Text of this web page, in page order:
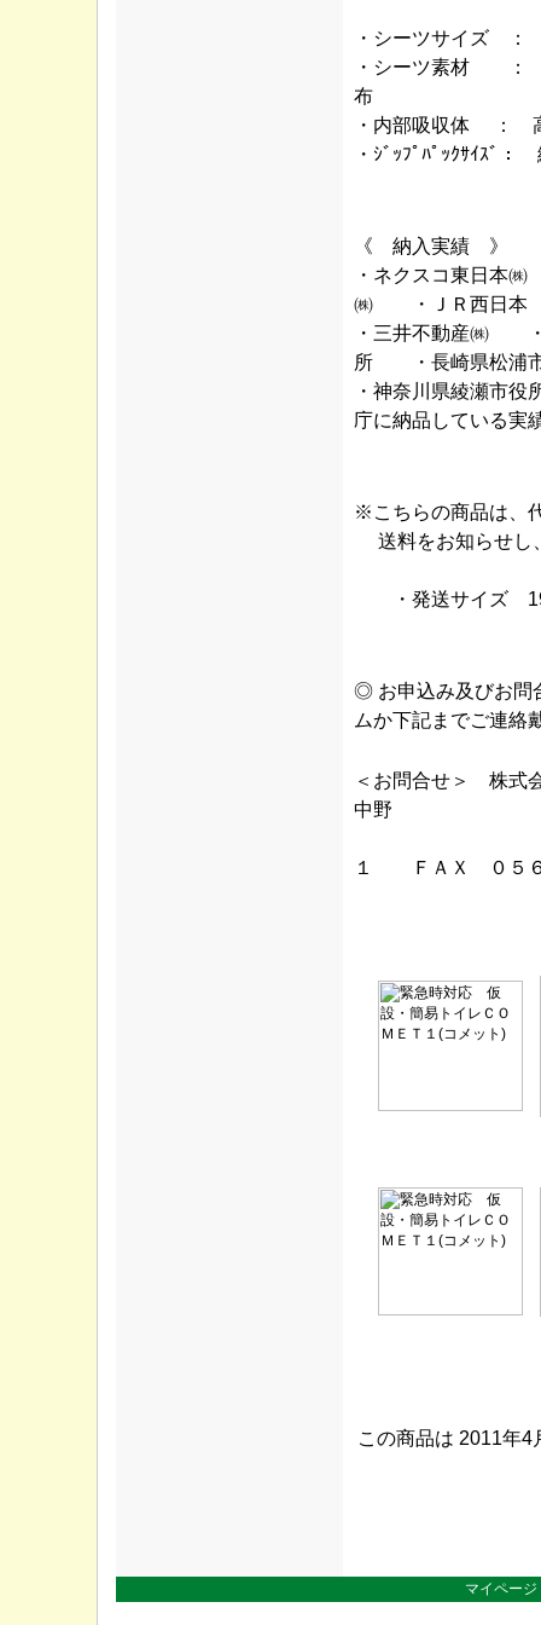
・シーツサイズ ：
・シーツ素材 ：
布
・内部吸収体 ：
・ｼﾞｯﾌﾟﾊﾟｯｸｻｲｽﾞ
《 納入実績 》
・ネクスコ東日
㈱ ・ＪＲ西日本
・三井不動産㈱
所 ・長崎県松浦
・神奈川県綾瀬市
庁に納品している実
※こちらの商品は、
送料をお知らせし
・発送サイズ
◎ お申込み及びお問
ムか下記までご連絡
＜お問合せ＞ 株
中野
１ ＦＡＸ ０５６
この商品は 2011年
マイページ